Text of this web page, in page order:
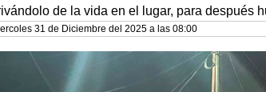
de la vida en el lugar, para después
31 de Diciembre del 2025 a las 08:00